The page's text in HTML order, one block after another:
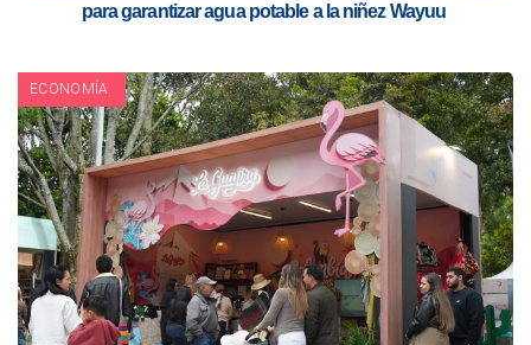
para garantizar agua potable a la niñez Wayuu
ECONOMÍA